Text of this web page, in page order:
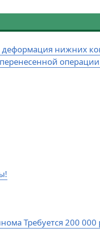
деформация нижних
Требуется 200 000